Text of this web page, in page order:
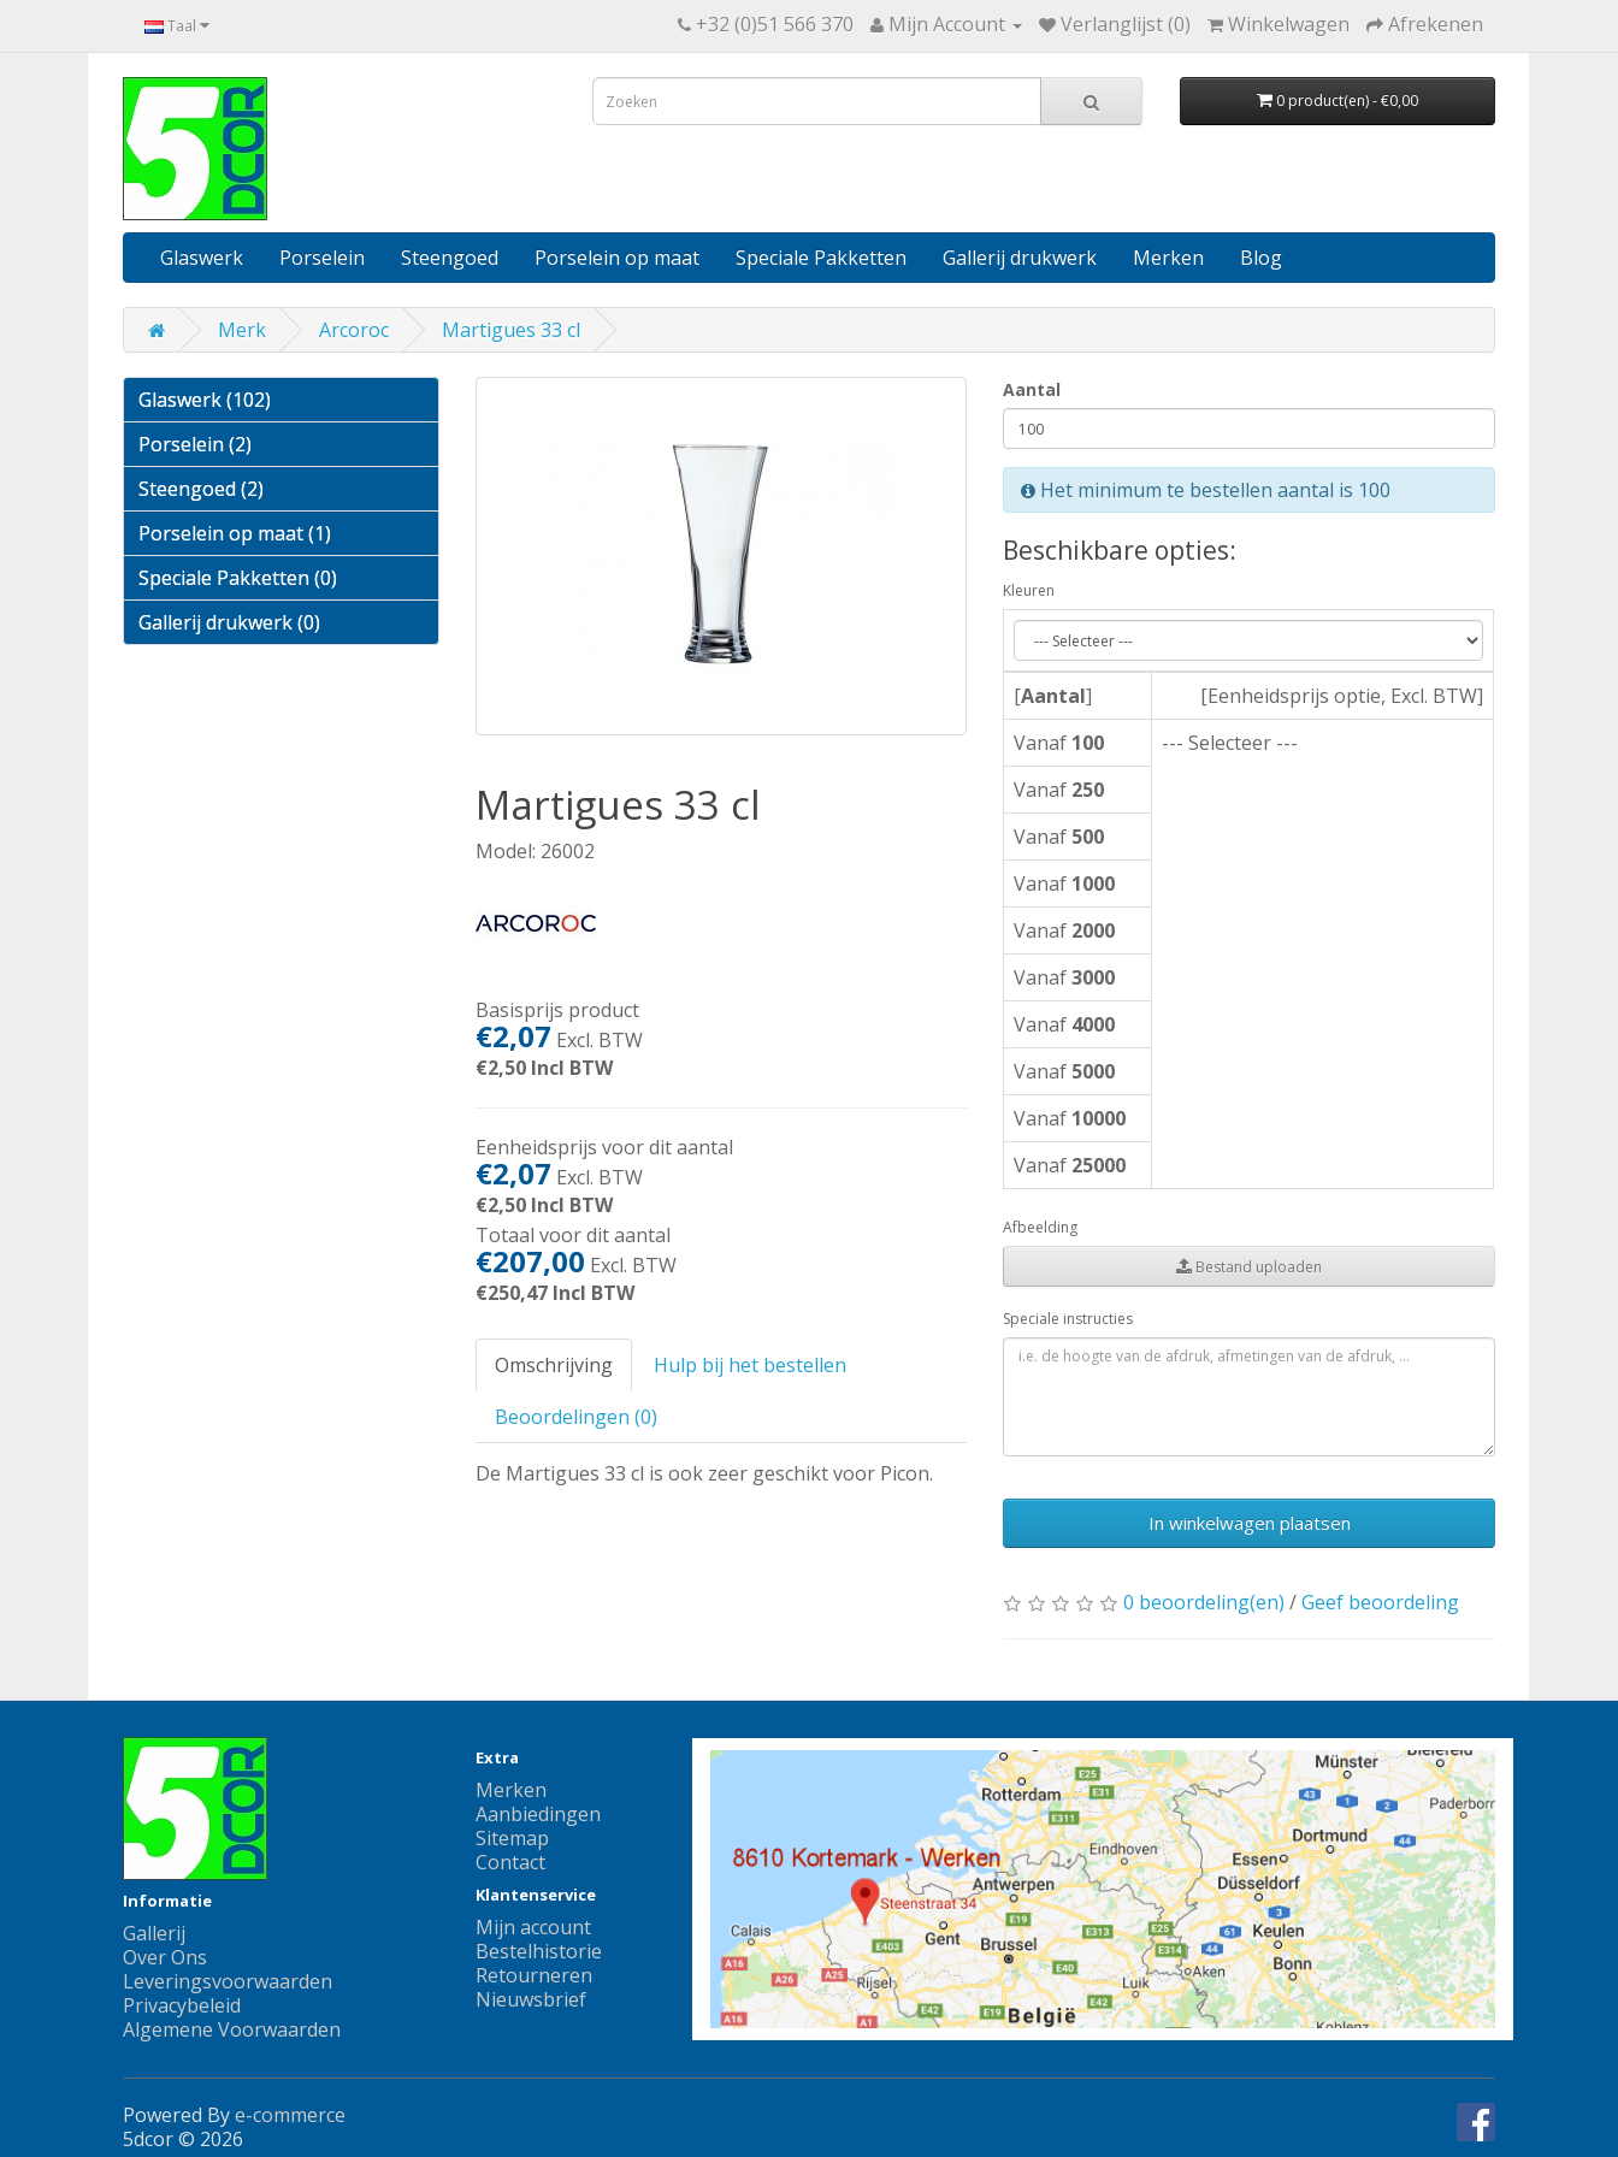
Taal +32 (0)51 566 370 Mijn Account Verlanglijst (0) Winkelwagen Afrekenen
0 product(en) - €0,00
Glaswerk Porselein Steengoed Porselein op maat Speciale Pakketten Gallerij drukwerk Merken Blog
Merk Arcoroc Martigues 33 cl
Glaswerk (102)
Porselein (2)
Steengoed (2)
Porselein op maat (1)
Speciale Pakketten (0)
Gallerij drukwerk (0)
Martigues 33 cl
Model: 26002
Basisprijs product
€2,07 Excl. BTW
€2,50Incl BTW
Eenheidsprijs voor dit aantal
€2,07 Excl. BTW
€2,50Incl BTW
Totaal voor dit aantal
€207,00 Excl. BTW
€250,47Incl BTW
Omschrijving
Hulp bij het bestellen
Beoordelingen (0)
De Martigues 33 cl is ook zeer geschikt voor Picon.
Aantal
Het minimum te bestellen aantal is 100
Beschikbare opties:
Kleuren
[Aantal]
[Eenheidsprijs optie, Excl. BTW]
Vanaf 100
--- Selecteer ---
Vanaf 250
Vanaf 500
Vanaf 1000
Vanaf 2000
Vanaf3000
Vanaf 4000
Vanaf 5000
Vanaf 10000
Vanaf 25000
Afbeelding
Bestand uploaden
Speciale instructies
In winkelwagen plaatsen
0 beoordeling(en) /Geef beoordeling
Informatie
Gallerij
Over Ons
Leveringsvoorwaarden
Privacybeleid
Algemene Voorwaarden
Extra
Merken
Aanbiedingen
Sitemap
Contact
Klantenservice
Mijn account
Bestelhistorie
Retourneren
Nieuwsbrief
Powered Bye-commerce
5dcor © 2026